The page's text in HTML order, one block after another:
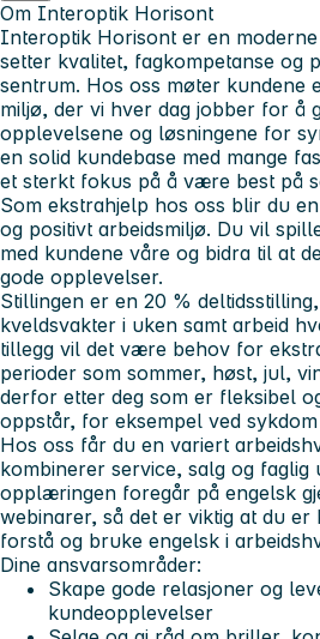
Om Interoptik Horisont
Interoptik Horisont er en
setter kvalitet, fagkompetanse og
sentrum. Hos oss møter kundene
miljø, der vi hver dag jobber for å
opplevelsene og løsningene for
en solid kundebase med mange
et sterkt fokus på å være best på
Som ekstrahjelp hos oss blir du
og positivt arbeidsmiljø. Du vil
med kundene våre og bidra til at
gode opplevelser.
Stillingen er en 20 %
kveldsvakter i uken samt arbeid
tillegg vil det være behov for
perioder som sommer, høst, jul,
derfor etter deg som er fleksibel
oppstår, for eksempel ved
Hos oss får du en variert
kombinerer service, salg og faglig
opplæringen foregår på engelsk
webinarer, så det er viktig at du
forstå og bruke engelsk i
Dine ansvarsområder:
Skape gode relasjoner og
kundeopplevelser